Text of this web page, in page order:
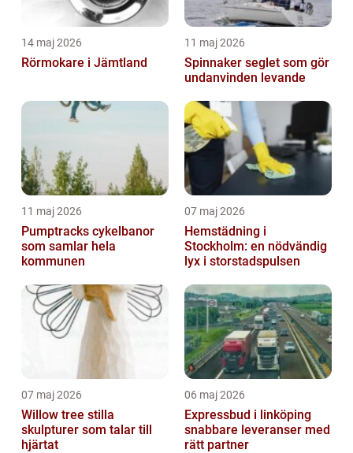
14 maj 2026
Rörmokare i Jämtland
11 maj 2026
Spinnaker seglet som gör
undanvinden levande
11 maj 2026
Pumptracks cykelbanor
som samlar hela
kommunen
07 maj 2026
Hemstädning i
Stockholm: en nödvändig
lyx i storstadspulsen
07 maj 2026
Willow tree stilla
skulpturer som talar till
hjärtat
06 maj 2026
Expressbud i linköping
snabbare leveranser med
rätt partner